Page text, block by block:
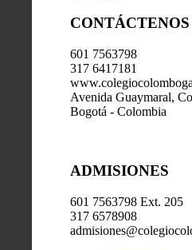
CONTÁCTENOS
601 7563798
317 6417181
Avenida Guaymaral,
Bogotá - Colombia
ADMISIONES
601 7563798 Ext. 205
317 6578908